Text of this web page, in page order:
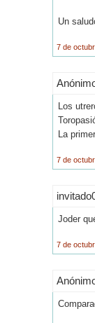
Un
7 de
Los
La
7 de
Joder
7 de